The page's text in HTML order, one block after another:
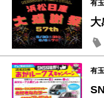
有
大
有